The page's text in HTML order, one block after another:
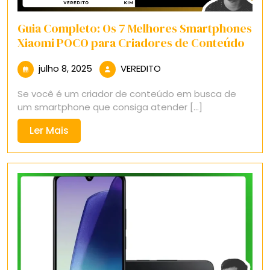
Guia Completo: Os 7 Melhores Smartphones
Xiaomi POCO para Criadores de Conteúdo
julho 8, 2025 julho
2025
VEREDITO
Se você é um criador de conteúdo em busca de
um smartphone que consiga atender [...]
Ler Mais
Mais